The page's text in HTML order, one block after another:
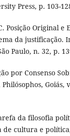
Press, p. 103-
Posição Original
da justificação.
Paulo, n. 32, p.
por Consenso
Goiás,
da filosofia
cultura e